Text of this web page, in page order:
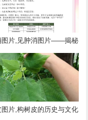
图片,见肿消图片——揭秘
中草药膏药
图片,构树皮的历史与文化